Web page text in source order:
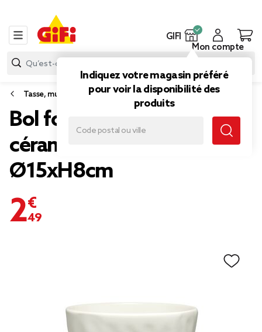
GIFI
Indiquez votre magasin préféré
pour voir la disponibilité des
produits
Mon compte
Tasse, mug et bol
Bol forme organique
céramique blanche
Ø15xH8cm
2,49 €